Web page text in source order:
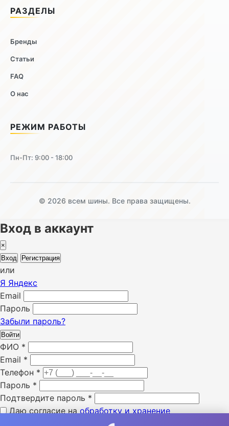
РАЗДЕЛЫ
Бренды
Статьи
FAQ
О нас
РЕЖИМ РАБОТЫ
Пн-Пт: 9:00 - 18:00
© 2026 всем шины. Все права защищены.
Вход в аккаунт
×
Вход
Регистрация
или
Я Яндекс
Email
Пароль
Забыли пароль?
Войти
ФИО *
Email *
Телефон *
Пароль *
Подтвердите пароль *
Даю согласие на обработку и хранение